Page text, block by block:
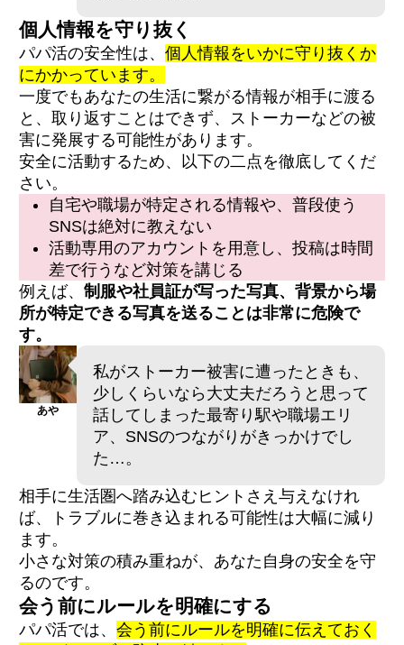
個人情報を守り抜く
パパ活の安全性は、 個人情報をいかに守り抜くか
にかかっています。
一度でもあなたの生活に繋がる情報が相手に渡る
と、取り返すことはできず、ストーカーなどの被
害に発展する可能性があります。
安全に活動するため、以下の二点を徹底してくだ
さい。
自宅や職場が特定される情報や、普段使う
SNSは絶対に教えない
活動専用のアカウントを用意し、投稿は時間
差で行うなど対策を講じる
例えば、 制服や社員証が写った写真、背景から場
所が特定できる写真を送ることは非常に危険で
す。
あや
私がストーカー被害に遭ったときも、
少しくらいなら大丈夫だろうと思って
話してしまった最寄り駅や職場エリ
ア、SNSのつながりがきっかけでし
た…。
相手に生活圏へ踏み込むヒントさえ与えなけれ
ば、トラブルに巻き込まれる可能性は大幅に減り
ます。
小さな対策の積み重ねが、あなた自身の安全を守
るのです。
会う前にルールを明確にする
パパ活では、 会う前にルールを明確に伝えておく